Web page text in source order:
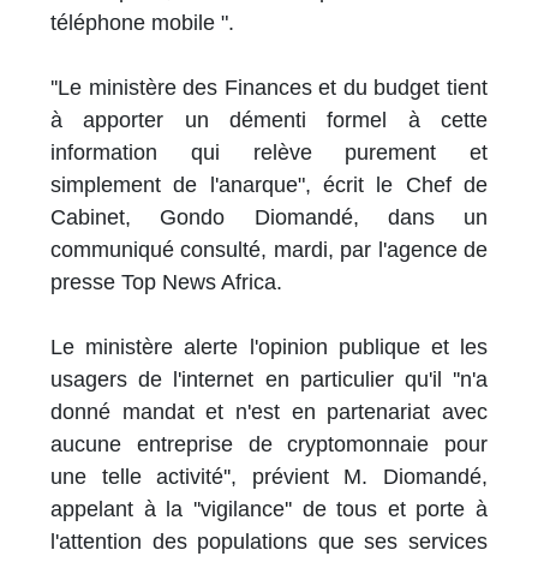
téléphone mobile ".
''Le ministère des Finances et du budget tient
à apporter un démenti formel à cette
information qui relève purement et
simplement de l'anarque", écrit le Chef de
Cabinet, Gondo Diomandé, dans un
communiqué consulté, mardi, par l'agence de
presse Top News Africa.
Le ministère alerte l'opinion publique et les
usagers de l'internet en particulier qu'il ''n'a
donné mandat et n'est en partenariat avec
aucune entreprise de cryptomonnaie pour
une telle activité'', prévient M. Diomandé,
appelant à la ''vigilance'' de tous et porte à
l'attention des populations que ses services